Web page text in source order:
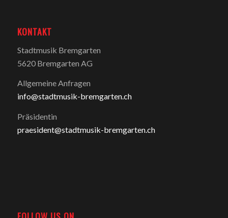
KONTAKT
Stadtmusik Bremgarten
5620 Bremgarten AG
Allgemeine Anfragen
info@stadtmusik-bremgarten.ch
Präsidentin
praesident@stadtmusik-bremgarten.ch